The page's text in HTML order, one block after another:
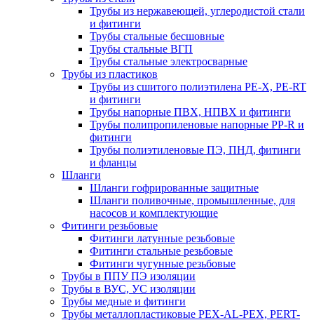
Трубы из нержавеющей, углеродистой стали
и фитинги
Трубы стальные бесшовные
Трубы стальные ВГП
Трубы стальные электросварные
Трубы из пластиков
Трубы из сшитого полиэтилена PE-X, PE-RT
и фитинги
Трубы напорные ПВХ, НПВХ и фитинги
Трубы полипропиленовые напорные PP-R и
фитинги
Трубы полиэтиленовые ПЭ, ПНД, фитинги
и фланцы
Шланги
Шланги гофрированные защитные
Шланги поливочные, промышленные, для
насосов и комплектующие
Фитинги резьбовые
Фитинги латунные резьбовые
Фитинги стальные резьбовые
Фитинги чугунные резьбовые
Трубы в ППУ ПЭ изоляции
Трубы в ВУС, УС изоляции
Трубы медные и фитинги
Трубы металлопластиковые PEX-AL-PEX, PERT-